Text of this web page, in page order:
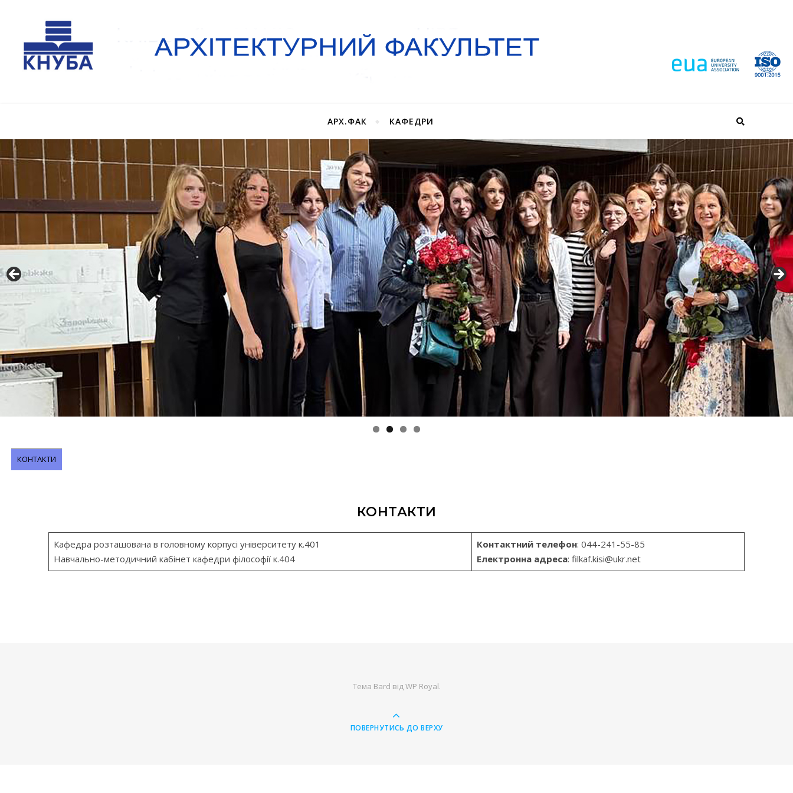
АРХ.ФАК КАФЕДРИ
КОНТАКТИ
КОНТАКТИ
Кафедра розташована в головному корпусі університету к.401
Навчально-методичний кабінет кафедри філософії к.404
Контактний телефон: 044-241-55-85
Електронна адреса: filkaf.kisi@ukr.net
Тема Bard відWP Royal.
ПОВЕРНУТИСЬ ДО ВЕРХУ